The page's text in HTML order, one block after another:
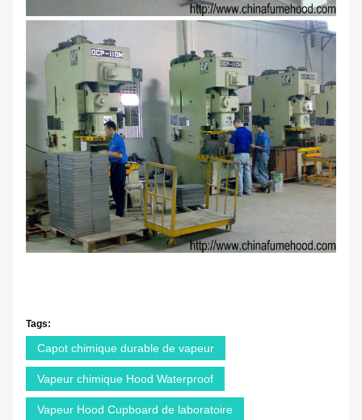
Tags:
Capot chimique durable de vapeur
Vapeur chimique Hood Waterproof
Vapeur Hood Cupboard de laboratoire